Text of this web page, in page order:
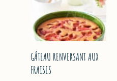
GÂTEAU RENVERSANT AUX
FRAISES